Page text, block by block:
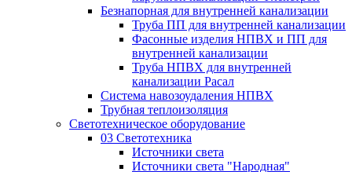
Безнапорная для внутренней канализации
Труба ПП для внутренней канализации
Фасонные изделия НПВХ и ПП для
внутренней канализации
Труба НПВХ для внутренней
канализации Расал
Система навозоудаления НПВХ
Трубная теплоизоляция
Светотехническое оборудование
03 Светотехника
Источники света
Источники света "Народная"